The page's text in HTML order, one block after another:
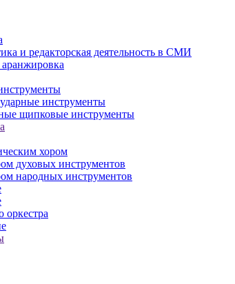
и редакторская деятельность в СМИ
инструменты
щипковые инструменты
хором
духовых инструментов
народных инструментов
оркестра